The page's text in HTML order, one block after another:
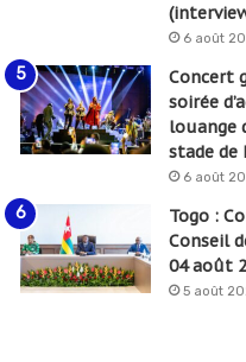
6 août
Concert
soirée
louange
stade de
6 août
Togo :
Conseil
04 août
5 août